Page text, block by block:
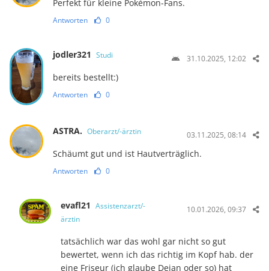
Perfekt für kleine Pokémon-Fans.
Antworten 0
jodler321 Studi 31.10.2025, 12:02
bereits bestellt:)
Antworten 0
ASTRA. Oberarzt/-ärztin 03.11.2025, 08:14
Schäumt gut und ist Hautverträglich.
Antworten 0
evafl21
Assistenzarzt/-
ärztin
10.01.2026, 09:37
tatsächlich war das wohl gar nicht so gut
bewertet, wenn ich das richtig im Kopf hab. der
eine Friseur (ich glaube Dejan oder so) hat